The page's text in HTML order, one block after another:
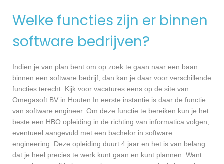
Welke functies zijn er binnen
software bedrijven?
Indien je van plan bent om op zoek te gaan naar een baan
binnen een software bedrijf, dan kan je daar voor verschillende
functies terecht. Kijk voor vacatures eens op de site van
Omegasoft BV in Houten In eerste instantie is daar de functie
van software engineer. Om deze functie te bereiken kun je het
beste een HBO opleiding in de richting van informatica volgen,
eventueel aangevuld met een bachelor in software
engineering. Deze opleiding duurt 4 jaar en het is van belang
dat je heel precies te werk kunt gaan en kunt plannen. Want